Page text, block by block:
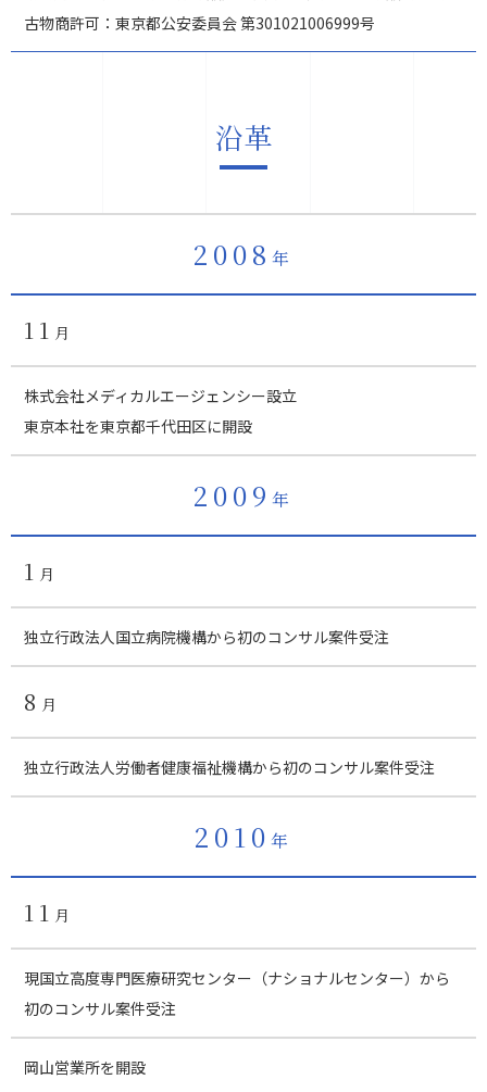
古物商許可：東京都公安委員会 第301021006999号
沿革
2008 年
11 月
株式会社メディカルエージェンシー設立
東京本社を東京都千代田区に開設
2009 年
1 月
独立行政法人国立病院機構から初のコンサル案件受注
8 月
独立行政法人労働者健康福祉機構から初のコンサル案件受注
2010 年
11 月
現国立高度専門医療研究センター（ナショナルセンター）から
初のコンサル案件受注
岡山営業所を開設